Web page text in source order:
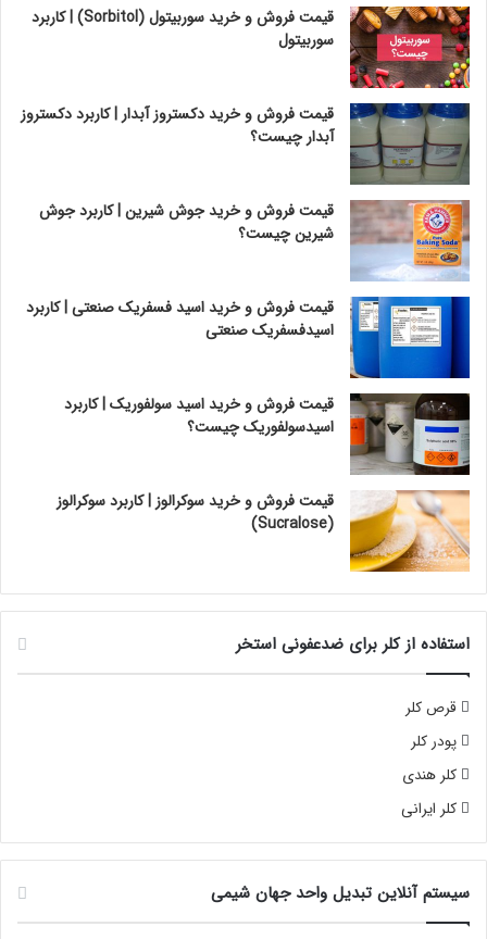
قیمت فروش و خرید سوربیتول (Sorbitol) | کاربرد
سوربیتول
قیمت فروش و خرید دکستروز آبدار | کاربرد دکستروز
آبدار چیست؟
قیمت فروش و خرید جوش شیرین | کاربرد جوش
شیرین چیست؟
قیمت فروش و خرید اسید فسفریک صنعتی | کاربرد
اسیدفسفریک صنعتی
قیمت فروش و خرید اسید سولفوریک | کاربرد
اسیدسولفوریک چیست؟
قیمت فروش و خرید سوکرالوز | کاربرد سوکرالوز
(Sucralose)
استفاده از کلر برای ضدعفونی استخر
قرص کلر
پودر کلر
کلر هندی
کلر ایرانی
سیستم آنلاین تبدیل واحد جهان شیمی